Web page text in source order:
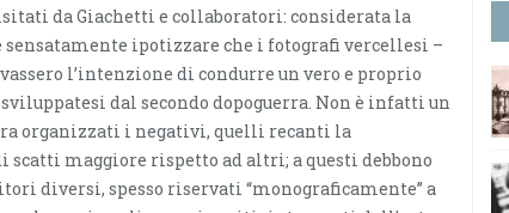
da Giachetti e collaboratori: considerata la
ipotizzare che i fotografi vercellesi –
l’intenzione di condurre un vero e proprio
dal secondo dopoguerra. Non è infatti un
organizzati i negativi, quelli recanti la
maggiore rispetto ad altri; a questi debbono
diversi, spesso riservati “monograficamente” a